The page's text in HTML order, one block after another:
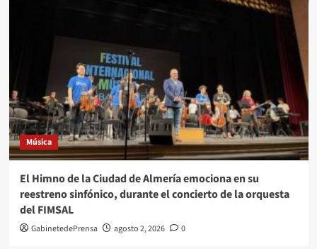
Música
El Himno de la Ciudad de Almería emociona en su
reestreno sinfónico, durante el concierto de la orquesta
del FIMSAL
GabinetedePrensa agosto 2, 2026 0